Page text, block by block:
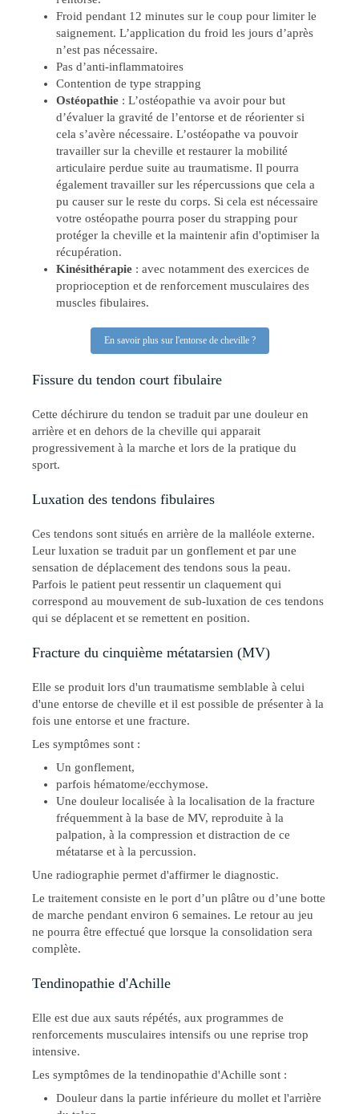
Froid pendant 12 minutes sur le coup pour limiter le
saignement. L’application du froid les jours d’après
n’est pas nécessaire.
Pas d’anti-inflammatoires
Contention de type strapping
Ostéopathie : L’ostéopathie va avoir pour but
d’évaluer la gravité de l’entorse et de réorienter si
cela s’avère nécessaire. L’ostéopathe va pouvoir
travailler sur la cheville et restaurer la mobilité
articulaire perdue suite au traumatisme. Il pourra
également travailler sur les répercussions que cela a
pu causer sur le reste du corps. Si cela est nécessaire
votre ostéopathe pourra poser du strapping pour
protéger la cheville et la maintenir afin d'optimiser la
récupération.
Kinésithérapie : avec notamment des exercices de
proprioception et de renforcement musculaires des
muscles fibulaires.
En savoir plus sur l'entorse de cheville ?
Fissure du tendon court fibulaire
Cette déchirure du tendon se traduit par une douleur en
arrière et en dehors de la cheville qui apparait
progressivement à la marche et lors de la pratique du
sport.
Luxation des tendons fibulaires
Ces tendons sont situés en arrière de la malléole externe.
Leur luxation se traduit par un gonflement et par une
sensation de déplacement des tendons sous la peau.
Parfois le patient peut ressentir un claquement qui
correspond au mouvement de sub-luxation de ces tendons
qui se déplacent et se remettent en position.
Fracture du cinquième métatarsien (MV)
Elle se produit lors d'un traumatisme semblable à celui
d'une entorse de cheville et il est possible de présenter à la
fois une entorse et une fracture.
Les symptômes sont :
Un gonflement,
parfois hématome/ecchymose.
Une douleur localisée à la localisation de la fracture
fréquemment à la base de MV, reproduite à la
palpation, à la compression et distraction de ce
métatarse et à la percussion.
Une radiographie permet d'affirmer le diagnostic.
Le traitement consiste en le port d’un plâtre ou d’une botte
de marche pendant environ 6 semaines. Le retour au jeu
ne pourra être effectué que lorsque la consolidation sera
complète.
Tendinopathie d'Achille
Elle est due aux sauts répétés, aux programmes de
renforcements musculaires intensifs ou une reprise trop
intensive.
Les symptômes de la tendinopathie d'Achille sont :
Douleur dans la partie inférieure du mollet et l'arrière